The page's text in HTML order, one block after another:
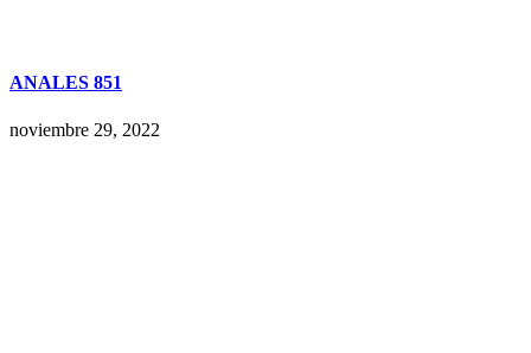
ANALES 851
noviembre 29, 2022